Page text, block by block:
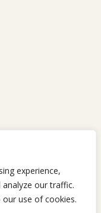
experience,
our traffic.
use of cookies.